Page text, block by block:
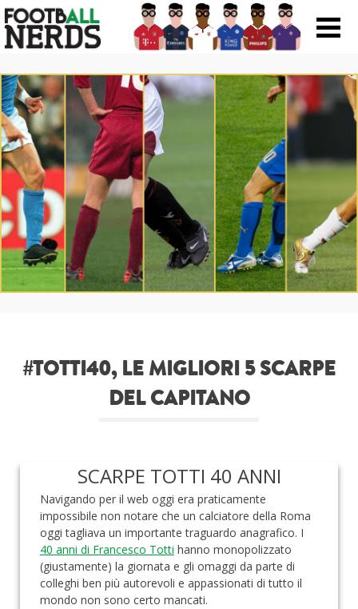
Search
Prodotti
Scarpe
Maglie
Accessori
Magazine Roba Da Nerds
#TOTTI40, LE MIGLIORI 5 SCARPE
DEL CAPITANO
SCARPE TOTTI 40 ANNI
Navigando per il web oggi era praticamente
impossibile non notare che un calciatore della Roma
oggi tagliava un importante traguardo anagrafico. I
40 anni di Francesco Totti hanno monopolizzato
(giustamente) la giornata e gli omaggi da parte di
colleghi ben più autorevoli e appassionati di tutto il
mondo non sono certo mancati.